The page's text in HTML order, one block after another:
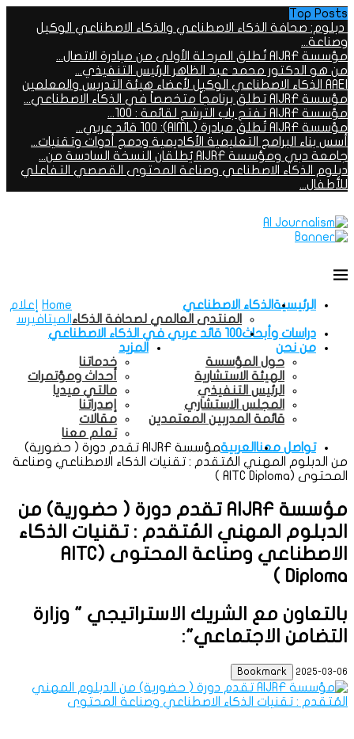
Top Posts
دبلوم: صحافة الذكاء الاصطناعي والذكاء الاصطناعي الوكيل
وصناعة...
مؤسسة AIJRF تُطلق المرحلة الأولى من مبادرة الاتصال...
من هو الدكتور محمد عبد الظاهر الرئيس التنفيذي...
AAEI الذكاء الاصطناعي الوكيل لأعضاء هيئة التدريس والمعلمين
مؤسسة AIJRF تطلق برنامجاً متخصصاً في الذكاء الاصطناعي...
مؤسسة AIJRF تفتح باب الترشح لقائمة : 100...
مؤسسة AIJRF تُطلق مبادرة (AIML): 100 قائد عربي...
أسس بناء البرامج التعليمية الأكاديمية ودمج أدوات وتقنيات...
جامعة دبي ومؤسسة AIJRF يُطلقان النسخة السادسة من...
دبلوم الذكاء الاصطناعي وصناعة المحتوى القصصي التفاعلي
للأطفال...
الرئيسيةالذكاء الاصطناعي
المنتدى العالمي لصحافة الذكاء
دراسات وأبحاث100 قائد عربي في الذكاء الاصطناعي
من نحن
حول المؤسسة
الهيئة الاستشارية
الرئيس التنفيذي
المجلس الاستشاري
قائمة المدربين المعتمدين
المزيد
خدماتنا
أحداث ومؤتمرات
مالتي ميديا
إصدراتنا
مقالات
تعلم معنا
تواصل معناالعربية
Home
إعلام
الميتافيرس
مؤسسة AIJRF تقدم دورة ( حضورية)
من الدبلوم المهني المُتقدم : تقنيات الذكاء الاصطناعي وصناعة
المحتوى (AITC Diploma )
​مؤسسة AIJRF تقدم دورة ( حضورية) من
الدبلوم المهني المُتقدم : تقنيات الذكاء
الاصطناعي وصناعة المحتوى (AITC
Diploma )
بالتعاون مع الشريك الاستراتيجي " وزارة
التضامن الاجتماعي":
2025-03-06
Bookmark